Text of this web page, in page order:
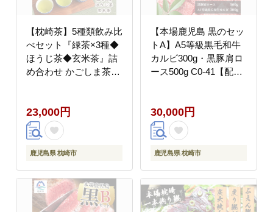
【枕崎茶】5種類飲み比
べセット『緑茶×3種◆
ほうじ茶◆玄米茶』詰
め合わせ かごしま茶
23,000円
鹿児島県 枕崎市
【本場鹿児島 黒のセッ
トA】A5等級黒毛和牛
カルビ300g・黒豚肩ロ
ース500g C0-41【配送
30,000円
鹿児島県 枕崎市